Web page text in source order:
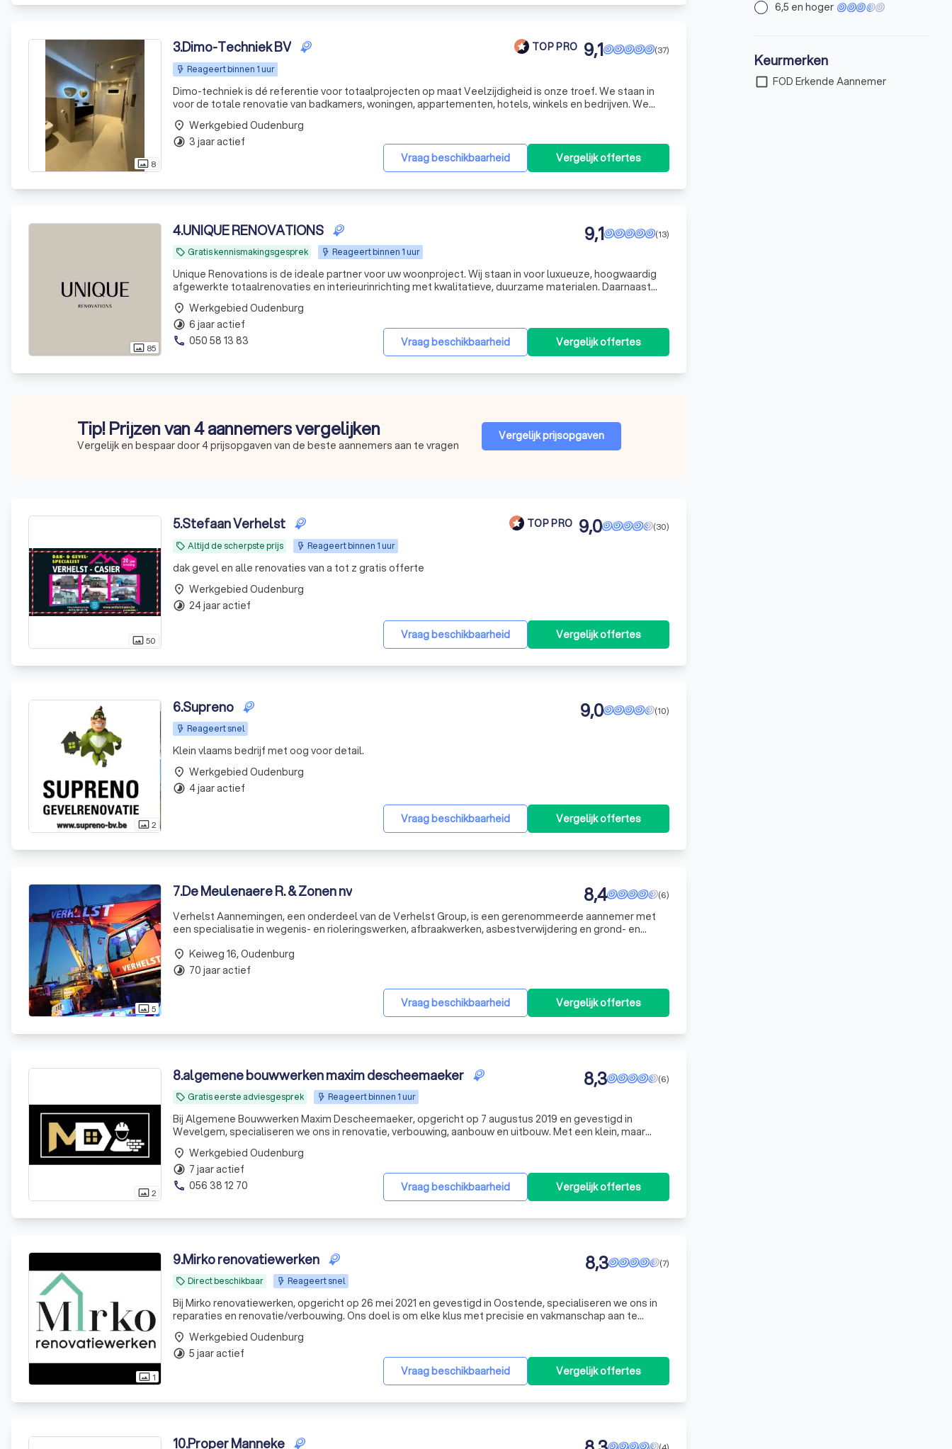
photo_size_select_actual 8
3.Dimo-Techniek BV TOP PRO
Reageert binnen 1 uur
(37)
9,1
Dimo-techniek is dé referentie voor totaalprojecten op maat Veelzijdigheid is onze troef. We staan in
voor de totale renovatie van badkamers, woningen, appartementen, hotels, winkels en bedrijven. We
werken met één aanspreekpunt die alle werken coördineert en zo brengen we samen, in overleg met
onze
Vraag beschikbaarheid
Vergelijk offertes
place Werkgebied Oudenburg
timelapse 3 jaar actief
photo_size_select_actual 85
4.UNIQUE RENOVATIONS
local_offer Gratis kennismakingsgesprek Reageert binnen 1 uur
(13)
9,1
Unique Renovations is de ideale partner voor uw woonproject. Wij staan in voor luxueuze, hoogwaardig
afgewerkte totaalrenovaties en interieurinrichting met kwalitatieve, duurzame materialen. Daarnaast
Vraag beschikbaarheid Vergelijk offertes
place Werkgebied Oudenburg
timelapse 6 jaar actief
phone 050 58 13 83
Tip! Prijzen van 4 aannemers vergelijken
Vergelijk en bespaar door 4 prijsopgaven van de beste aannemers aan te vragen
Vergelijk prijsopgaven
photo_size_select_actual50
5.Stefaan Verhelst TOP PRO
local_offer Altijd de scherpste prijs Reageert binnen 1 uur
(30)
9,0
dak gevel en alle renovaties van a tot z gratis offerte
Vraag beschikbaarheid Vergelijk offertes
place Werkgebied Oudenburg
timelapse 24 jaar actief
photo_size_select_actual2
6.Supreno
Reageert snel
(10)
9,0
Klein vlaams bedrijf met oog voor detail.
Vraag beschikbaarheid Vergelijk offertes
place Werkgebied Oudenburg
timelapse 4 jaar actief
photo_size_select_actual5
7.De Meulenaere R. & Zonen nv (6)
8,4
Verhelst Aannemingen, een onderdeel van de Verhelst Group, is een gerenommeerde aannemer met
een specialisatie in wegenis- en rioleringswerken, afbraakwerken, asbestverwijdering en grond- en
de bouws
Vraag beschikbaarheid Vergelijk offertes
place Keiweg 16, Oudenburg
timelapse 70 jaar actief
photo_size_select_actual2
8.algemene bouwwerken maxim descheemaeker
local_offer Gratis eerste adviesgesprek Reageert binnen 1 uur
(6)
8,3
Bij Algemene Bouwwerken Maxim Descheemaeker, opgericht op 7 augustus 2019 en gevestigd in
Wevelgem, specialiseren we ons in renovatie, verbouwing, aanbouw en uitbouw. Met een klein, maar
deskundig team, zetten we ons in om elk project succesvol af te ronden. Vraag vandaag nog uw gratis
offerte aan.
Vraag beschikbaarheid Vergelijk offertes
place Werkgebied Oudenburg
timelapse 7 jaar actief
phone 056 38 12 70
photo_size_select_actual 1
9.Mirko renovatiewerken
local_offer Direct beschikbaar Reageert snel
(7)
8,3
Bij Mirko renovatiewerken, opgericht op 26 mei 2021 en gevestigd in Oostende, specialiseren we ons in
reparaties en renovatie/verbouwing. Ons doel is om elke klus met precisie en vakmanschap aan te
pakken. Vraag vandaag nog een gratis offerte aan om te zien hoe we u kunnen helpen.
Vraag beschikbaarheid Vergelijk offertes
place Werkgebied Oudenburg
timelapse 5 jaar actief
10.Proper Manneke
6,5 en hoger
Keurmerken
check_box_outline_blank FOD Erkende Aannemer